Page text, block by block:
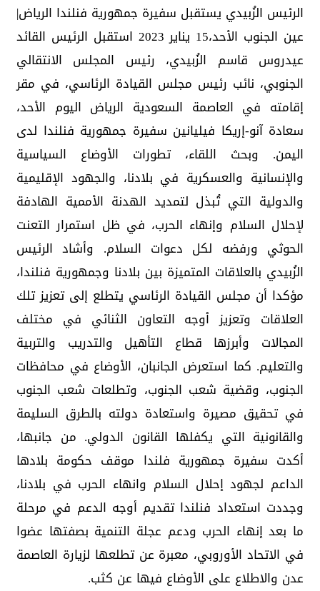
الرئيس الزُبيدي يستقبل سفيرة جمهورية فنلندا الرياض|
عين الجنوب الأحد،15 يناير 2023 استقبل الرئيس القائد
عيدروس قاسم الزُبيدي، رئيس المجلس الانتقالي
الجنوبي، نائب رئيس مجلس القيادة الرئاسي، في مقر
إقامته في العاصمة السعودية الرياض اليوم الأحد،
سعادة آنو-إريكا فيليانين سفيرة جمهورية فنلندا لدى
اليمن. وبحث اللقاء، تطورات الأوضاع السياسية
والإنسانية والعسكرية في بلادنا، والجهود الإقليمية
والدولية التي تُبذل لتمديد الهدنة الأممية الهادفة
لإحلال السلام وإنهاء الحرب، في ظل استمرار التعنت
الحوثي ورفضه لكل دعوات السلام. وأشاد الرئيس
الزُبيدي بالعلاقات المتميزة بين بلادنا وجمهورية فنلندا،
مؤكدا أن مجلس القيادة الرئاسي يتطلع إلى تعزيز تلك
العلاقات وتعزيز أوجه التعاون الثنائي في مختلف
المجالات وأبرزها قطاع التأهيل والتدريب والتربية
والتعليم. كما استعرض الجانبان، الأوضاع في محافظات
الجنوب، وقضية شعب الجنوب، وتطلعات شعب الجنوب
في تحقيق مصيرة واستعادة دولته بالطرق السليمة
والقانونية التي يكفلها القانون الدولي. من جانبها،
أكدت سفيرة جمهورية فلندا موقف حكومة بلادها
الداعم لجهود إحلال السلام وانهاء الحرب في بلادنا،
وجددت استعداد فنلندا تقديم أوجه الدعم في مرحلة
ما بعد إنهاء الحرب ودعم عجلة التنمية بصفتها عضوا
في الاتحاد الأوروبي، معبرة عن تطلعها لزيارة العاصمة
عدن والاطلاع على الأوضاع فيها عن كثب.